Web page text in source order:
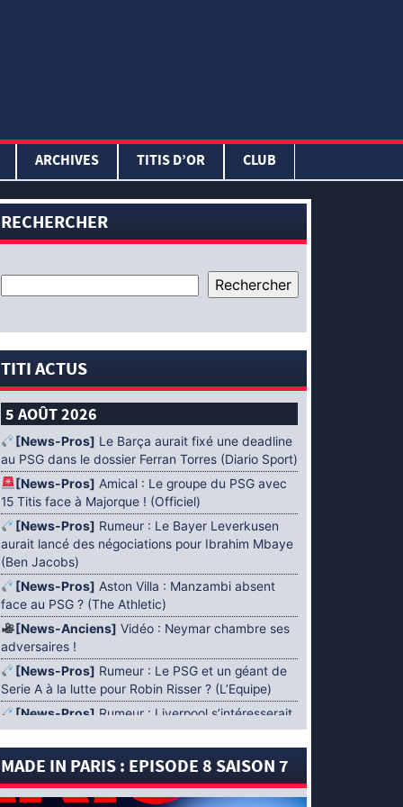
ARCHIVES TITIS D’OR CLUB
RECHERCHER
TITI ACTUS
5 AOÛT 2026
[News-Pros] Le Barça aurait fixé une deadline
au PSG dans le dossier Ferran Torres (Diario Sport)
[News-Pros] Amical : Le groupe du PSG avec
15 Titis face à Majorque ! (Officiel)
[News-Pros] Rumeur : Le Bayer Leverkusen
aurait lancé des négociations pour Ibrahim Mbaye
(Ben Jacobs)
[News-Pros] Aston Villa : Manzambi absent
face au PSG ? (The Athletic)
[News-Anciens] Vidéo : Neymar chambre ses
adversaires !
[News-Pros] Rumeur : Le PSG et un géant de
Serie A à la lutte pour Robin Risser ? (L’Equipe)
[News-Pros] Rumeur : Liverpool s’intéresserait
à Ibrahim Mbaye en plus de Bradley Barcola
(Fabrizio Romano)
[News-Pros]Rumeur : Accord contractuel
trouvé entre le PSG et Mika Godts (Fabrizio
MADE IN PARIS : EPISODE 8 SAISON 7